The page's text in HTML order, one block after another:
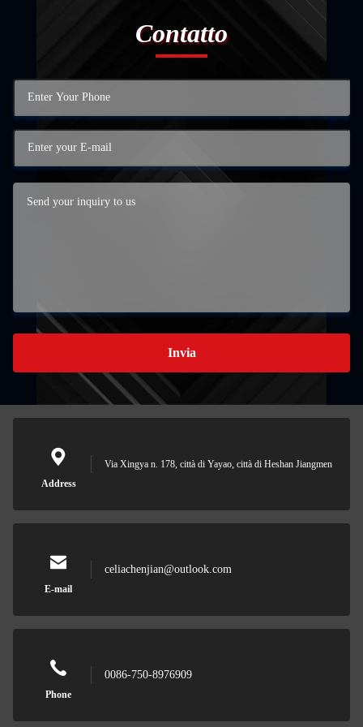
Contatto
Invia
Address
Via Xingya n. 178, città di Yayao, città di Heshan Jiangmen
E-mail
celiachenjian@outlook.com
Phone
0086-750-8976909